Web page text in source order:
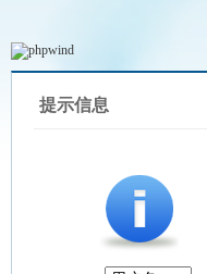
提示信息